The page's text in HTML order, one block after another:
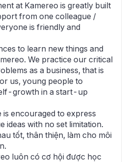
at Kamereo is greatly built
from one colleague /
is friendly and
to learn new things and
We practice our critical
as a business, that is
us, young people to
growth in a start-up
encouraged to express
ideas with no set limitation.
tốt, thân thiện, làm cho môi
luôn có cơ hội được học